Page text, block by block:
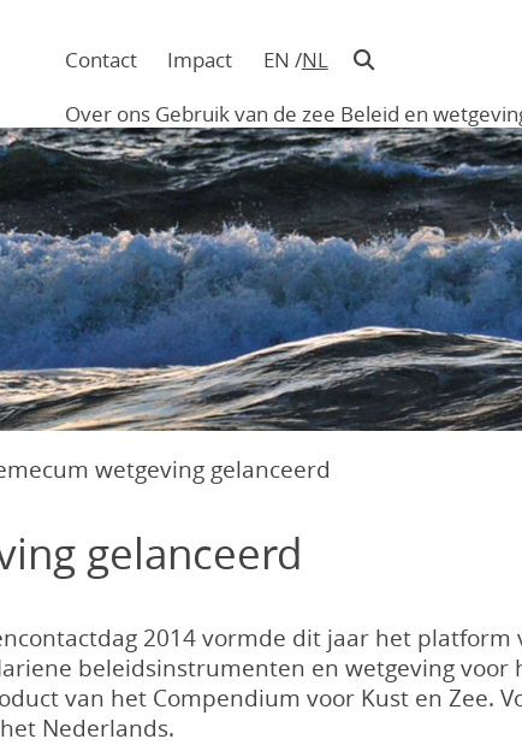
in
hoofding
Contact Impact EN NL
Main
navigation
Over ons Gebruik van de zee Beleid en
wetgeving gelanceerd
gelanceerd
2014 vormde dit jaar het
beleidsinstrumenten en wetgeving voor
van het Compendium voor Kust en Zee.
Nederlands.